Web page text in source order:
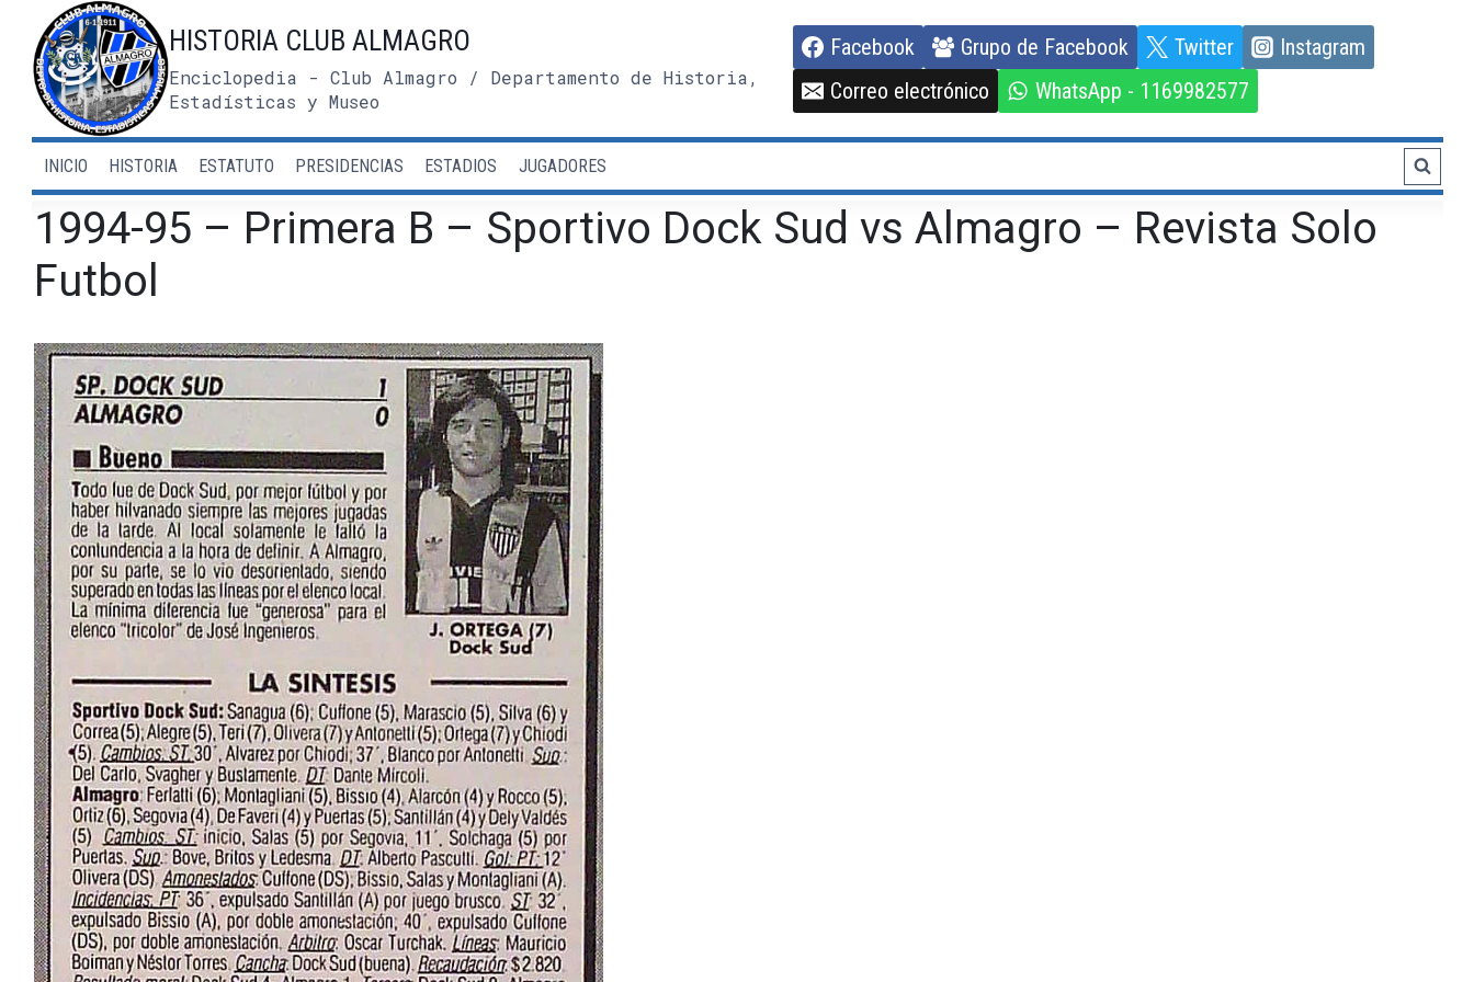
contenido
HISTORIA CLUB ALMAGRO
Enciclopedia - Club Almagro / Departamento de Historia,
Estadísticas y Museo
Facebook Grupo de Facebook Twitter
Instagram
Correo electrónico
WhatsApp - 1169982577
INICIO HISTORIA ESTATUTO PRESIDENCIAS ESTADIOS JUGADORES
1994-95 – Primera B – Sportivo Dock Sud vs Almagro – Revista Solo
Futbol